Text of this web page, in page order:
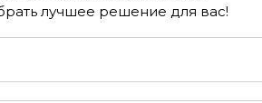
лучшее решение для вас!